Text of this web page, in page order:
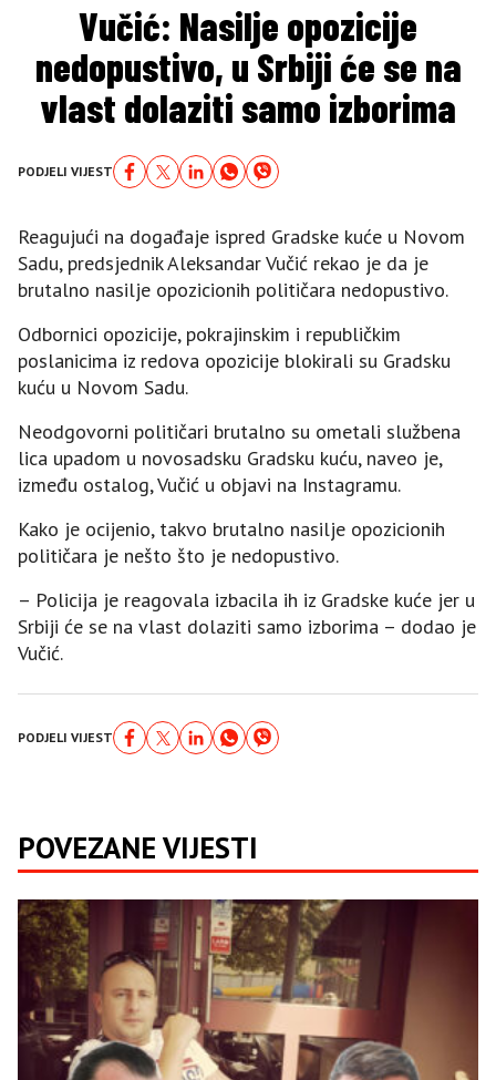
Vučić: Nasilje opozicije
nedopustivo, u Srbiji će se na
vlast dolaziti samo izborima
PODJELI VIJEST
Reagujući na događaje ispred Gradske kuće u Novom
Sadu, predsjednik Aleksandar Vučić rekao je da je
brutalno nasilje opozicionih političara nedopustivo.
Odbornici opozicije, pokrajinskim i republičkim
poslanicima iz redova opozicije blokirali su Gradsku
kuću u Novom Sadu.
Neodgovorni političari brutalno su ometali službena
lica upadom u novosadsku Gradsku kuću, naveo je,
između ostalog, Vučić u objavi na Instagramu.
Kako je ocijenio, takvo brutalno nasilje opozicionih
političara je nešto što je nedopustivo.
– Policija je reagovala izbacila ih iz Gradske kuće jer u
Srbiji će se na vlast dolaziti samo izborima – dodao je
Vučić.
PODJELI VIJEST
POVEZANE VIJESTI